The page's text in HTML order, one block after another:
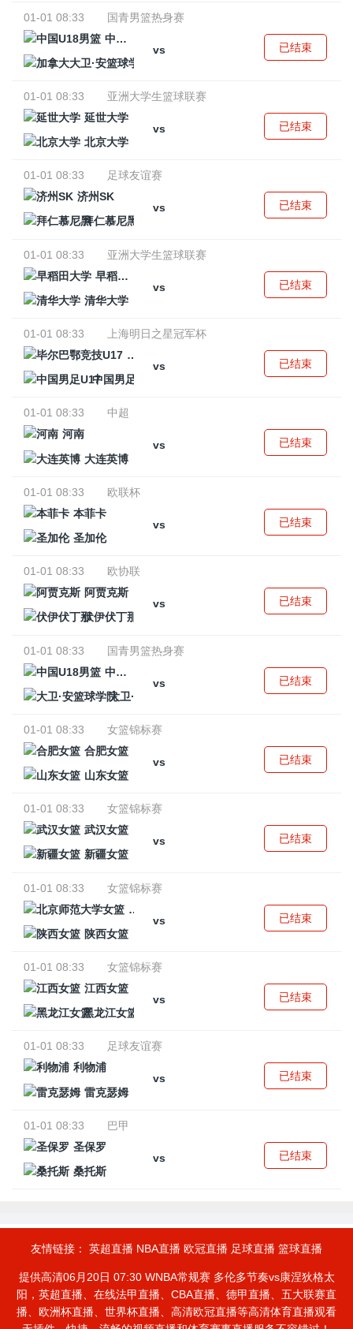
01-01 08:33
国青男篮热身赛
中国U18男篮
vs
已结束
01-01 08:33
亚洲大学生篮球联赛
延世大学
vs
北京大学
已结束
01-01 08:33
足球友谊赛
济州SK
vs
拜仁慕尼黑
已结束
01-01 08:33
亚洲大学生篮球联赛
早稻田大学
vs
清华大学
已结束
01-01 08:33
上海明日之星冠军杯
毕尔巴鄂竞技U17
vs
中国男足U17
已结束
01-01 08:33
中超
河南
vs
大连英博
已结束
01-01 08:33
欧联杯
本菲卡
vs
圣加伦
已结束
01-01 08:33
欧协联
阿贾克斯
vs
伏伊伏丁那
已结束
01-01 08:33
国青男篮热身赛
中国U18男篮
vs
大卫·安篮球学院
已结束
01-01 08:33
女篮锦标赛
合肥女篮
vs
山东女篮
已结束
01-01 08:33
女篮锦标赛
武汉女篮
vs
新疆女篮
已结束
01-01 08:33
女篮锦标赛
北京师范大学女篮
vs
陕西女篮
已结束
01-01 08:33
女篮锦标赛
江西女篮
vs
黑龙江女篮
已结束
01-01 08:33
足球友谊赛
利物浦
vs
雷克瑟姆
已结束
01-01 08:33
巴甲
圣保罗
vs
桑托斯
已结束
友情链接： 英超直播 NBA直播 欧冠直播 足球直播 篮球直播
提供高清06月20日 07:30 WNBA常规赛 多伦多节奏vs康涅狄格太
阳，英超直播、在线法甲直播、CBA直播、德甲直播、五大联赛直
播、欧洲杯直播、世界杯直播、高清欧冠直播等高清体育直播观看